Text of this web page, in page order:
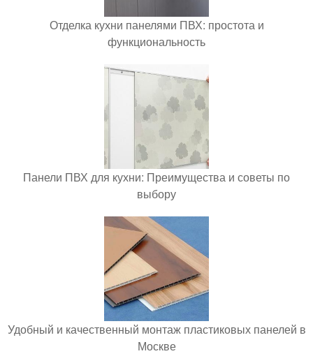
Отделка кухни панелями ПВХ: простота и
функциональность
Панели ПВХ для кухни: Преимущества и советы по
выбору
Удобный и качественный монтаж пластиковых панелей в
Москве